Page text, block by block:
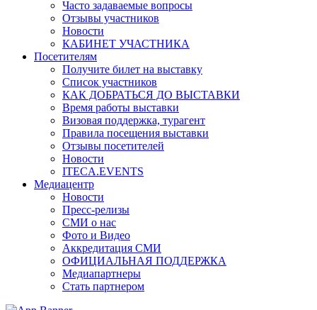
Часто задаваемые вопросы
Отзывы участников
Новости
КАБИНЕТ УЧАСТНИКА
Посетителям
Получите билет на выставку
Список участников
КАК ДОБРАТЬСЯ ДО ВЫСТАВКИ
Время работы выставки
Визовая поддержка, турагент
Правила посещения выставки
Отзывы посетителей
Новости
ITECA.EVENTS
Медиацентр
Новости
Пресс-релизы
СМИ о нас
Фото и Видео
Аккредитация СМИ
ОФИЦИАЛЬНАЯ ПОДДЕРЖКА
Медиапартнеры
Стать партнером